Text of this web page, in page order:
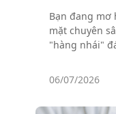
’Hàng
Bạn đang mơ
mặt chuyên
"hàng nhái"
xịn thực sự.
06/07/2026